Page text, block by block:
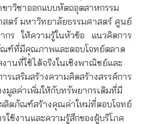
ขาวิชาออกแบบหัตถอุตสาหกรรม
ตร์ มหาวิทยาลัยธรรมศาสตร์ ศูนย์
กร ให้ความรู้ในหัวข้อ แนวคิดการ
ฑ์ที่มีคุณภาพและตอบโจทย์ตลาด
านที่ใช้ได้จริงในเชิงพาณิชย์และ
เสริมสร้างความคิดสร้างสรรค์การ
มูลค่าเพิ่มให้กับทรัพยากรเดิมที่มี
ภัณฑ์สร้างคุณค่าใหม่ที่ตอบโจทย์
ใช้งานและความรู้สึกของผู้บริโภค